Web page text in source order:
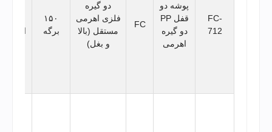
FC-
712
پوشه دو
قفل PP
دو گیره
اهرمی
FC
دو گیره
فلزی اهرمی
مستقل (بالا
و بغل)
۱۵۰
برگه
افقی